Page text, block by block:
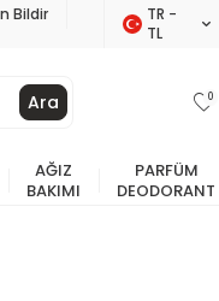
Bildir
TR −
TL
Ara 0
AĞIZ
BAKIMI
PARFÜM
DEODORANT